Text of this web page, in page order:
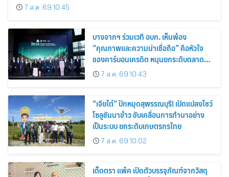
7 ส.ค. 69 10:45
บางจากฯ ร่วมเวที อบก. เห็นพ้อง
“คุณภาพและความน่าเชื่อถือ” คือหัวใจ
ของคาร์บอนเครดิต หนุนยกระดับตลาด
คาร์บอนไทย เชื่อมโยงอาเซียน เปิดโอกาสสู่
ตลาดสากล
7 ส.ค. 69 10:43
“เจียไต๋” ปักหมุดสุพรรณบุรี! เปิดแปลงโชว์
โซลูชันนาข้าว ขับเคลื่อนการทำนาอย่าง
เป็นระบบ ยกระดับเกษตรกรไทย
7 ส.ค. 69 10:02
เต็ดตรา แพ้ค เปิดตัวบรรจุภัณฑ์จากวัสดุ